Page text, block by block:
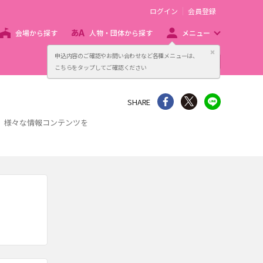
申込内容のご確認やお問い合わせなど各種メニューは、
こちらをタップしてご確認ください
閉じる
ログイン 会員登録
会場から探す 人物・団体から探す メニュー
主催者向け販売サービス
様々な情報コンテンツを
SHARE シェア Twitter